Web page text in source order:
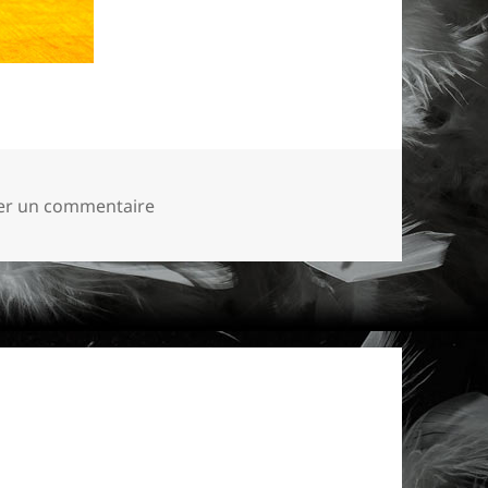
un commentairesur foliefollys-cabaret-16